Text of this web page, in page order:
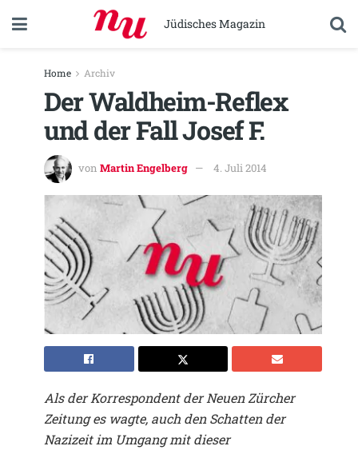
Jüdisches Magazin
Home Archiv
Der Waldheim-Reflex
und der Fall Josef F.
von Martin Engelberg 4. Juli 2014
Als der Korrespondent der Neuen Zürcher
Zeitung es wagte, auch den Schatten der
Nazizeit im Umgang mit dieser